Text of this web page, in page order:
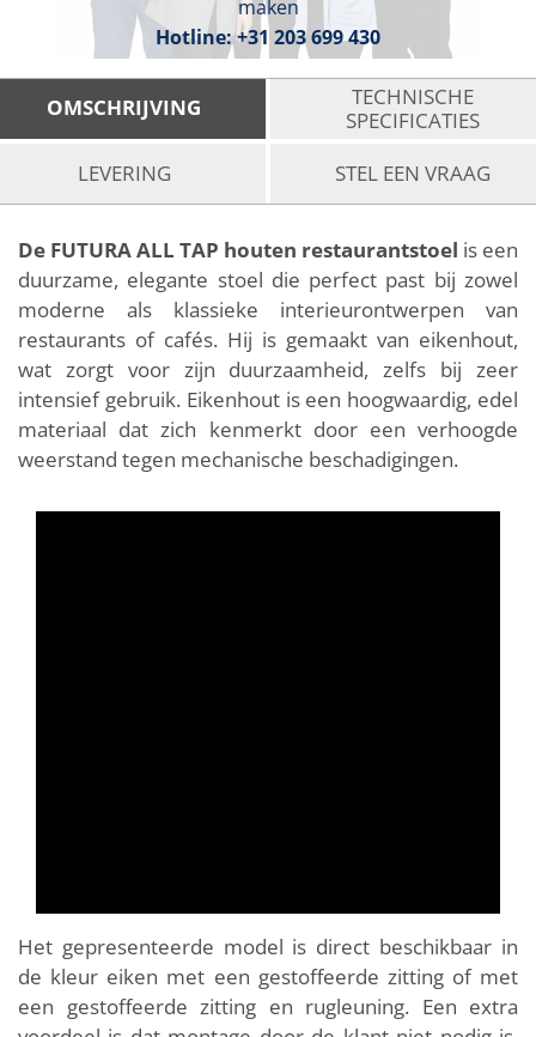
maken
Hotline:+31 203 699 430
OMSCHRIJVING
TECHNISCHE
SPECIFICATIES
LEVERING
STEL EEN VRAAG
De FUTURA ALL TAP houten restaurantstoel is een
duurzame, elegante stoel die perfect past bij zowel
moderne als klassieke interieurontwerpen van
restaurants of cafés. Hij is gemaakt van eikenhout,
wat zorgt voor zijn duurzaamheid, zelfs bij zeer
intensief gebruik. Eikenhout is een hoogwaardig, edel
materiaal dat zich kenmerkt door een verhoogde
weerstand tegen mechanische beschadigingen.
Het gepresenteerde model is direct beschikbaar in
de kleur eiken met een gestoffeerde zitting of met
een gestoffeerde zitting en rugleuning. Een extra